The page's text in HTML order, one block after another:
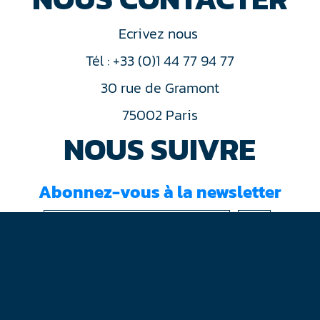
Ecrivez nous
Tél : +33 (0)1 44 77 94 77
30 rue de Gramont
75002 Paris
NOUS SUIVRE
Abonnez-vous à la newsletter